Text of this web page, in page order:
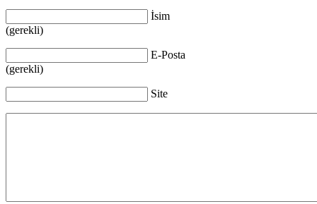
İsim
(gerekli)
E-Posta
(gerekli)
Site